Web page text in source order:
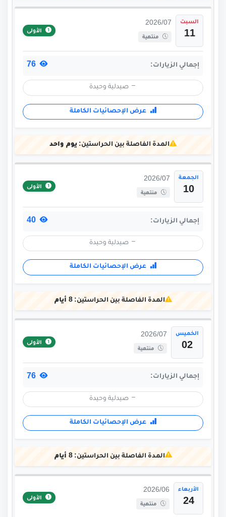
السبت
11
2026/07
منتهية
الأولى
إجمالي الزيارات:
صيدلية وحيدة
عرض الإحصائيات الكاملة
المدة الفاصلة بين الحراستين: يوم واحد
الجمعة
10
2026/07
منتهية
الأولى
إجمالي الزيارات:
صيدلية وحيدة
عرض الإحصائيات الكاملة
المدة الفاصلة بين الحراستين:8 أيام
الخميس
02
2026/07
منتهية
الأولى
إجمالي الزيارات:
صيدلية وحيدة
عرض الإحصائيات الكاملة
المدة الفاصلة بين الحراستين:8 أيام
الأربعاء
24
2026/06
منتهية
الأولى